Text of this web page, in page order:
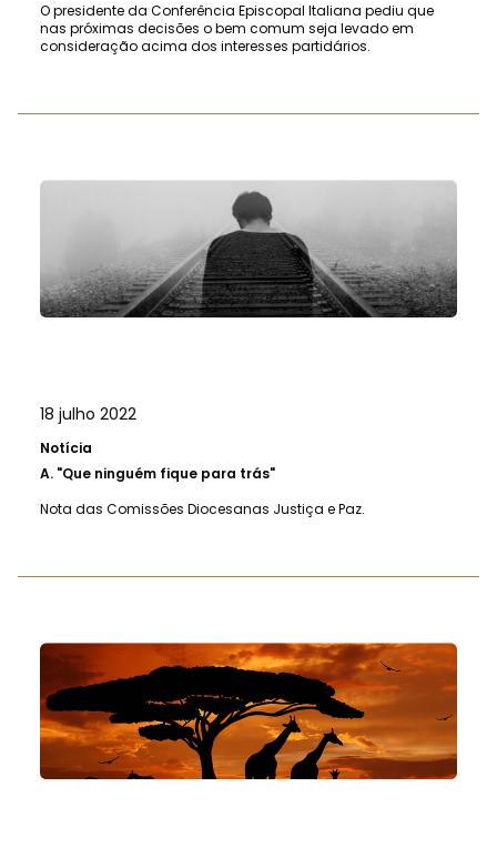
O presidente da Conferência Episcopal Italiana pediu que
nas próximas decisões o bem comum seja levado em
consideração acima dos interesses partidários.
18 julho 2022
Notícia
A. "Que ninguém fique para trás"
Nota das Comissões Diocesanas Justiça e Paz.